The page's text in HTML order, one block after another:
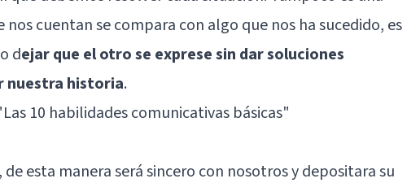
nos cuentan se compara con algo que nos ha sucedido, es
dejar que el otro se exprese sin dar soluciones
nuestra historia.
10 habilidades comunicativas básicas"
esta manera será sincero con nosotros y depositara su